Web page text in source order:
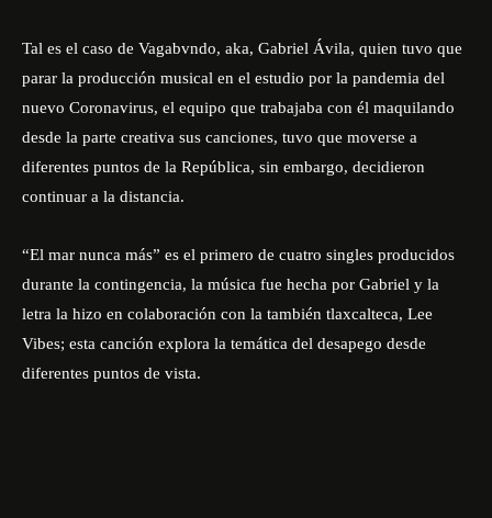
Tal es el caso de Vagabvndo, aka, Gabriel Ávila, quien tuvo que
parar la producción musical en el estudio por la pandemia del
nuevo Coronavirus, el equipo que trabajaba con él maquilando
desde la parte creativa sus canciones, tuvo que moverse a
diferentes puntos de la República, sin embargo, decidieron
continuar a la distancia.
“El mar nunca más” es el primero de cuatro singles producidos
durante la contingencia, la música fue hecha por Gabriel y la
letra la hizo en colaboración con la también tlaxcalteca, Lee
Vibes; esta canción explora la temática del desapego desde
diferentes puntos de vista.